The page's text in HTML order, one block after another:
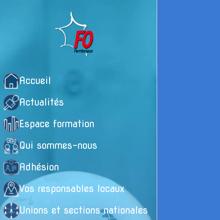
Accueil
Actualités
Espace formation
Qui sommes-nous
Adhésion
Vos responsables locaux
Unions et sections nationales